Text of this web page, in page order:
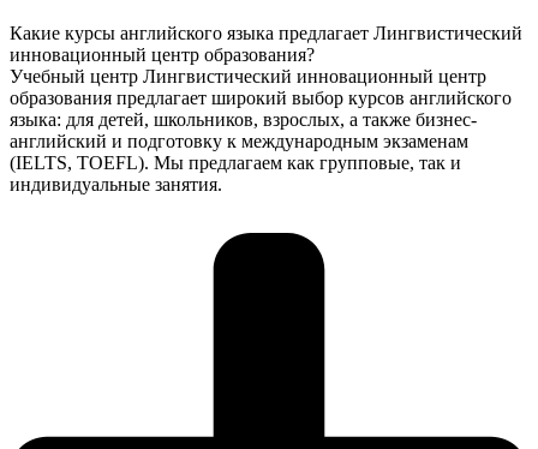
Какие курсы английского языка предлагает Лингвистический
инновационный центр образования?
Учебный центр Лингвистический инновационный центр
образования предлагает широкий выбор курсов английского
языка: для детей, школьников, взрослых, а также бизнес-
английский и подготовку к международным экзаменам
(IELTS, TOEFL). Мы предлагаем как групповые, так и
индивидуальные занятия.